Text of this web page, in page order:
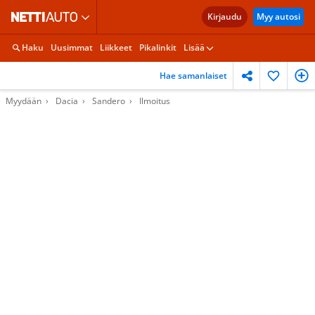
Kirjaudu Myy autosi
Haku Uusimmat Liikkeet Pikalinkit Lisää
Hae samanlaiset
Myydään Dacia Sandero Ilmoitus